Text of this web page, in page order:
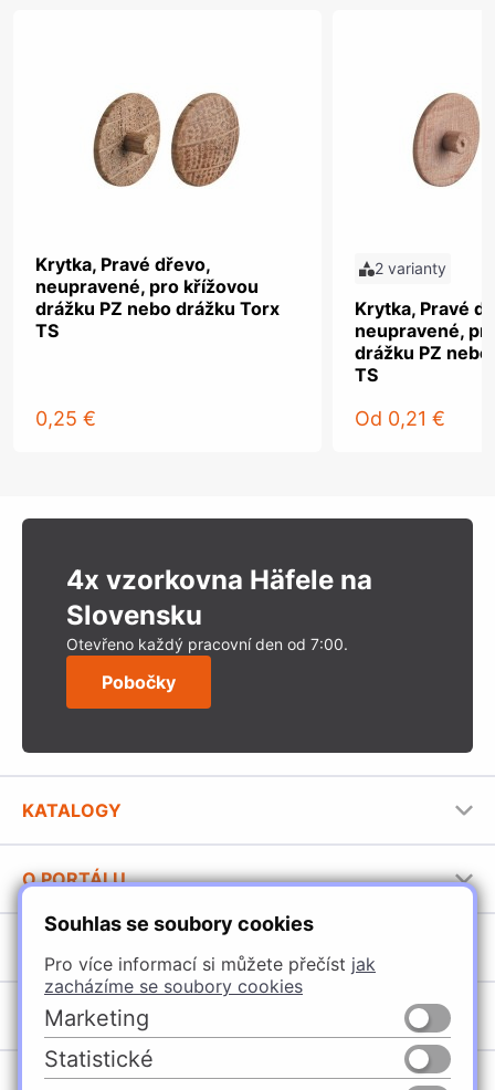
Souhlas se soubory cookies
Pro více informací si můžete přečíst jak
zacházíme se soubory cookies
Marketing
Statistické
Krytka, Pravé dřevo,
neupravené, pro křížovou
drážku PZ nebo drážku Torx
TS
0,25 €
2 varianty
Krytka, Pravé
neupravené,
drážku PZ
TS
Od 0,21 €
4x vzorkovna Häfele na
Slovensku
Otevřeno každý pracovní den od 7:00.
Pobočky
KATALOGY
Stavební katalog Häfele
Brožury Häfele
O PORTÁLU
Provozovatel portálu
Jak používat portál
Úchytky
Nábytkové kování
Vybavení kuchyní
POBOČKY
Špačince